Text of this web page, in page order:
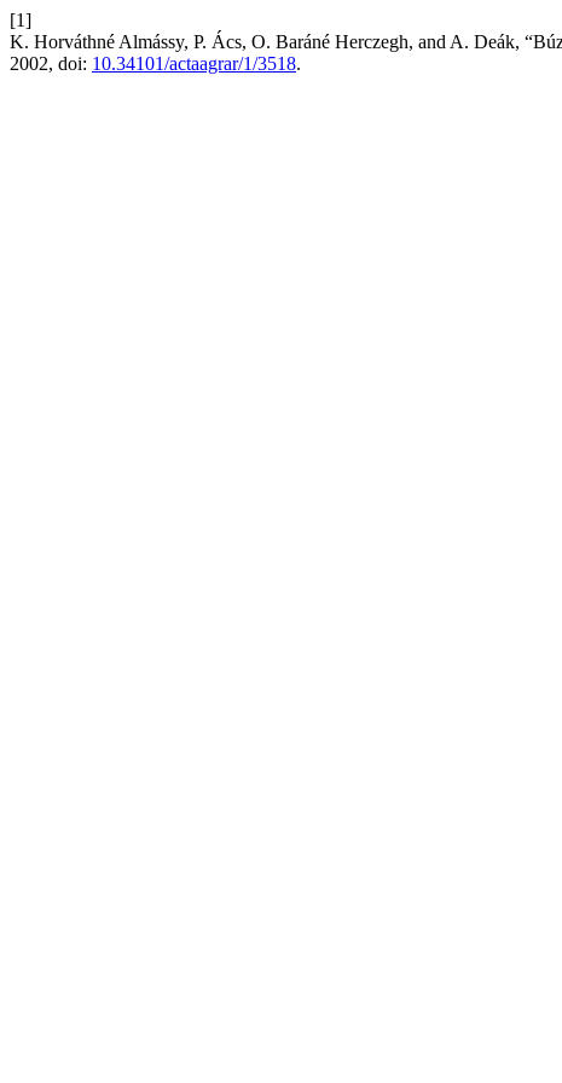
[1]
K. Horváthné Almássy, P. Ács, O. Baráné Herczegh, and A. Deák,
2002, doi: 10.34101/actaagrar/1/3518.